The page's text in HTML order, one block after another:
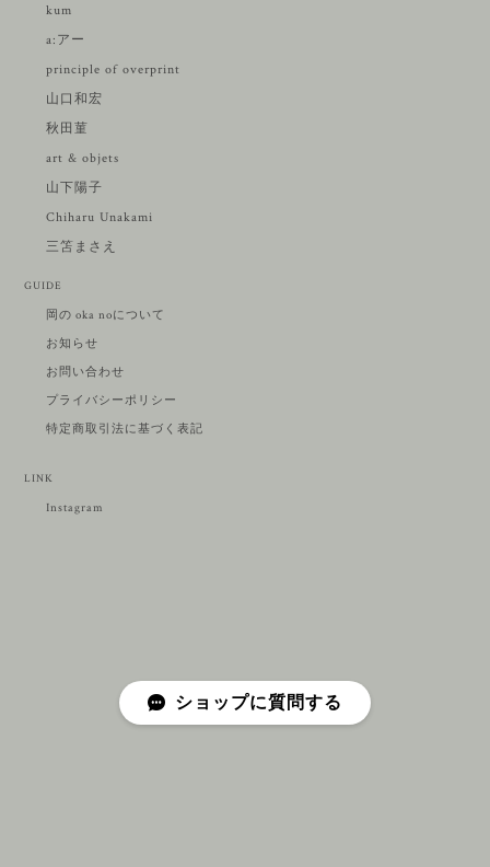
kum
a:アー
principle of overprint
山口和宏
秋田菫
art & objets
山下陽子
Chiharu Unakami
三笘まさえ
GUIDE
岡の oka noについて
お知らせ
お問い合わせ
プライバシーポリシー
特定商取引法に基づく表記
LINK
Instagram
ショップに質問する